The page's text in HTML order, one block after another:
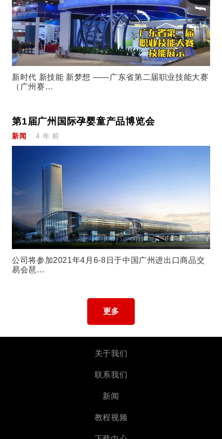
新时代 新技能 新梦想 ——广东省第二届职业技能大赛
（广州赛…
第1届广州国际孕婴童产品博览会
新闻 4 年 前
公司将参加2021年4月6-8日于中国广州进出口商品交
易会琶…
更多
关于我们
联系我们
新闻
教程视频